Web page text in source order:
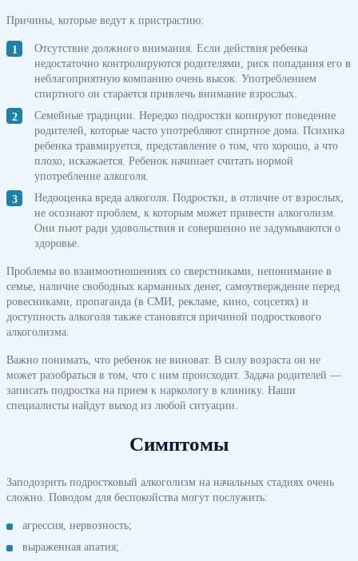
Причины, которые ведут к пристрастию:
Отсутствие должного внимания. Если действия ребенка
недостаточно контролируются родителями, риск попадания его в
неблагоприятную компанию очень высок. Употреблением
спиртного он старается привлечь внимание взрослых.
Семейные традиции. Нередко подростки копируют поведение
родителей, которые часто употребляют спиртное дома. Психика
ребенка травмируется, представление о том, что хорошо, а что
плохо, искажается. Ребенок начинает считать нормой
употребление алкоголя.
Недооценка вреда алкоголя. Подростки, в отличие от взрослых,
не осознают проблем, к которым может привести алкоголизм.
Они пьют ради удовольствия и совершенно не задумываются о
здоровье.
Проблемы во взаимоотношениях со сверстниками, непонимание в
семье, наличие свободных карманных денег, самоутверждение перед
ровесниками, пропаганда (в СМИ, рекламе, кино, соцсетях) и
доступность алкоголя также становятся причиной подросткового
алкоголизма.
Важно понимать, что ребенок не виноват. В силу возраста он не
может разобраться в том, что с ним происходит. Задача родителей —
записать подростка на прием к наркологу в клинику. Наши
специалисты найдут выход из любой ситуации.
Симптомы
Заподозрить подростковый алкоголизм на начальных стадиях очень
сложно. Поводом для беспокойства могут послужить:
агрессия, нервозность;
выраженная апатия;